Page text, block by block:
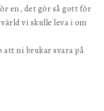
en, det gör så gott för
vi skulle leva i om
att ni brukar svara på